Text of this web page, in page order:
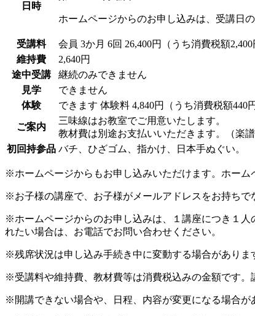
日時
ホームページからのお申し込みは、受講日
受講料 会員 3か月 6回 26,400円（うち消費税額2,400
維持費
2,640円
途中受講
継続のみできません
見学
できません
体験
できます 体験料 4,840円（うち消費税額440円
ご案内
三味線はお教室でご用意いたします。
教材費は別途お支払いいただきます。（楽譜
初回持参品 バチ、ひざゴム、指かけ、日本手ぬぐい。
※ホームページからもお申し込みいただけます。ホー
※お子様の講座で、お子様がメールアドレスをお持ちで
※ホームページからのお申し込みは、１講座につき１
れたい場合は、お電話でお問い合わせください。
※残席状況は申し込み手続き中に変動する場合がありま
※受講料や維持費、教材費等は消費税込みの金額です。
※開講できない場合や、日程、内容が変更になる場合が